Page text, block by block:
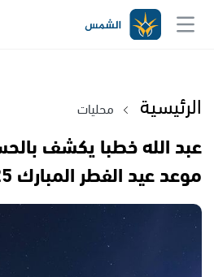
الرئيسية محليات
عبد الله خطبا يكشف
موعد عيد الفطر المبارك 2025